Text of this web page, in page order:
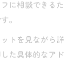
に相談できるた
。
トを見ながら詳
た具体的なアド